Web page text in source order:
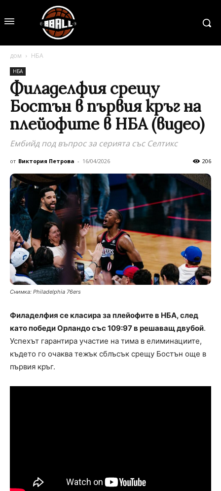
дом НБА
НБА
Филаделфия срещу
Бостън в първия кръг на
плейофите в НБА (видео)
Ембийд под въпрос за серията със Селтикс
от Виктория Петрова - 16/04/2026 206
Снимка: Philadelphia 76ers
Филаделфия се класира за плейофите в НБА, след
като победи Орландо със 109:97 в решаващ двубой.
Успехът гарантира участие на тима в елиминациите,
където го очаква тежък сблъсък срещу Бостън още в
първия кръг.